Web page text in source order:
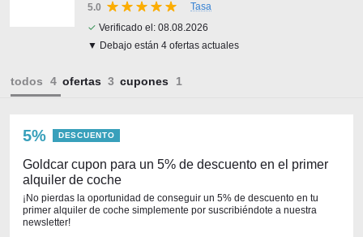
5.0
Tasa
✓ Verificado el: 08.08.2026
▼ Debajo están 4 ofertas actuales
todos ofertas cupones
5% DESCUENTO
Goldcar cupon para un 5% de descuento en el primer
alquiler de coche
¡No pierdas la oportunidad de conseguir un 5% de descuento en tu
primer alquiler de coche simplemente por suscribiéndote a nuestra
newsletter!